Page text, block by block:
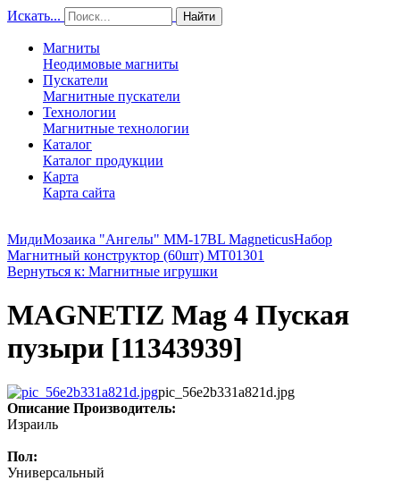
Искать... Найти
Магниты
Неодимовые магниты
Пускатели
Магнитные пускатели
Технологии
Магнитные технологии
Каталог
Каталог продукции
Карта
Карта сайта
МидиМозаика "Ангелы" MM-17BL MagneticusНабор
Магнитный конструктор (60шт) MT01301
Вернуться к: Магнитные игрушки
MAGNETIZ Маg 4 Пуская
пузыри [11343939]
pic_56e2b331a821d.jpg
Описание Производитель:
Израиль
Пол:
Универсальный